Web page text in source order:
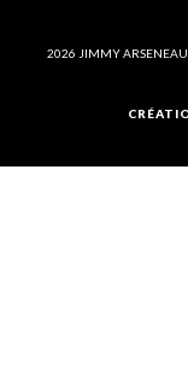
2026 JIMMY